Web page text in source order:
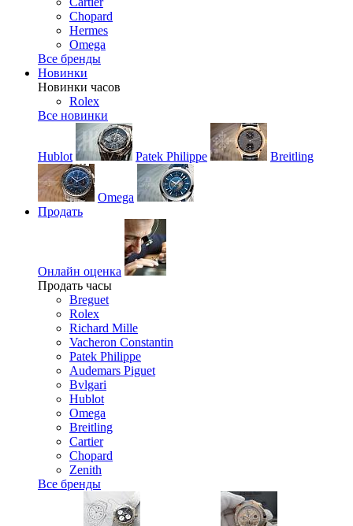
Chopard
Hermes
Omega
Все бренды
Новинки
Новинки часов
Rolex
Все новинки
Hublot Patek Philippe Breitling
Omega
Продать
Онлайн оценка
Продать часы
Breguet
Rolex
Richard Mille
Vacheron Constantin
Patek Philippe
Audemars Piguet
Bvlgari
Hublot
Omega
Breitling
Cartier
Chopard
Zenith
Все бренды